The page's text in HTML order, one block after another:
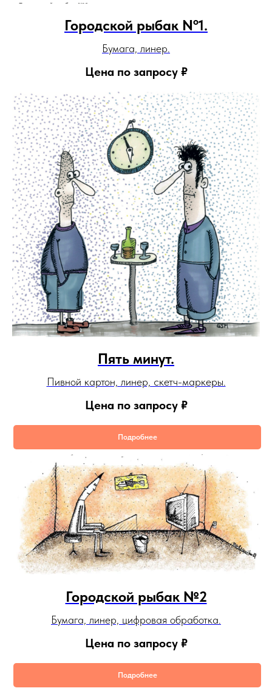
Городской рыбак Nº1.
Бумага, линер.
Цена по запросу ₽
Пять минут.
Пивной картон, линер, скетч-маркеры.
Цена по запросу ₽
Подробнее
Городской рыбак №2
Бумага, линер, цифровая обработка.
Цена по запросу ₽
Подробнее